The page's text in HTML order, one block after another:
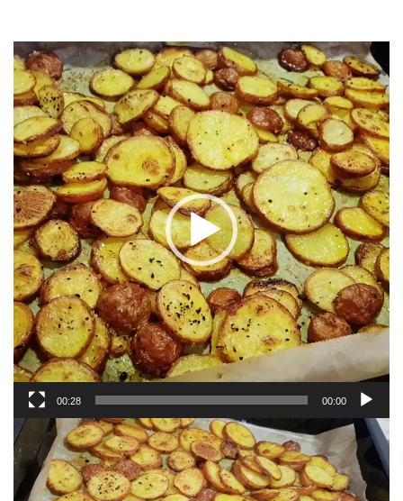
וידאו
00:00
00:28